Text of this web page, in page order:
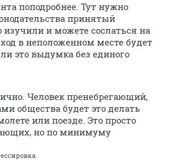
поподробнее. Тут нужно
принятый
и можете сослаться на
в неположенном месте будет
это выдумка без единого
Человек пренебрегающий,
общества будет это делать
или поезде. Это просто
но по минимуму